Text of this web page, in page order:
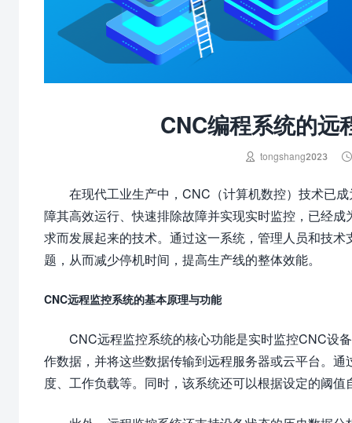
CNC编程系统的远
 tongshang2023
在现代工业生产中，CNC（计算机数控）技术已
障其高效运行、快速排除故障并实现实时监控，已经
求而发展起来的技术。通过这一系统，管理人员和技
题，从而减少停机时间，提高生产线的整体效能。
CNC远程监控系统的基本原理与功能
CNC远程监控系统的核心功能是实时监控CNC设
作数据，并将这些数据传输到远程服务器或云平台。
度、工作负载等。同时，该系统还可以根据设定的阈